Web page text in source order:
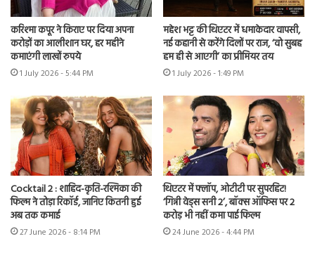
करिश्मा कपूर ने किराए पर दिया अपना
करोड़ों का आलीशान घर, हर महीने
कमाएंगी लाखों रुपये
1 July 2026 - 5:44 PM
महेश भट्ट की थिएटर में धमाकेदार वापसी,
नई कहानी से करेंगे दिलों पर राज, ‘वो सुबह
हम ही से आएगी’ का प्रीमियर तय
1 July 2026 - 1:49 PM
Cocktail 2 : शाहिद-कृति-रश्मिका की
फिल्म ने तोड़ा रिकॉर्ड, जानिए कितनी हुई
अब तक कमाई
27 June 2026 - 8:14 PM
थिएटर में फ्लॉप, ओटीटी पर सुपरहिट!
‘गिन्नी वेड्स सनी 2’, बॉक्स ऑफिस पर 2
करोड़ भी नहीं कमा पाई फिल्म
24 June 2026 - 4:44 PM